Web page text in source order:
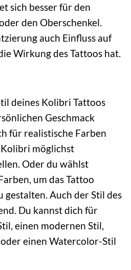
sich besser für den
den Oberschenkel.
auch Einfluss auf
Wirkung des Tattoos hat.
deines Kolibri Tattoos
Geschmack
für realistische Farben
möglichst
Oder du wählst
um das Tattoo
gestalten. Auch der Stil des
Du kannst dich für
einen modernen Stil,
einen Watercolor-Stil